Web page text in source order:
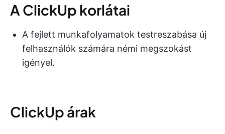
A ClickUp korlátai
A fejlett munkafolyamatok testreszabása új
felhasználók számára némi megszokást
igényel.
ClickUp árak